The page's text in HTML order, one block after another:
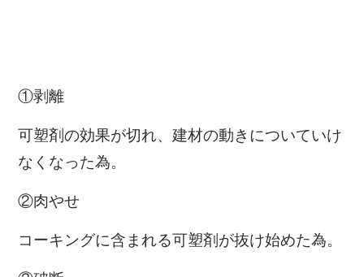
①剥離
可塑剤の効果が切れ、建材の動きについていけ
なくなった為。
②肉やせ
コーキングに含まれる可塑剤が抜け始めた為。